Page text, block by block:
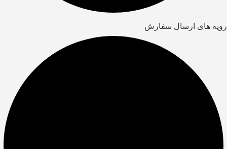
رویه های ارسال سفارش